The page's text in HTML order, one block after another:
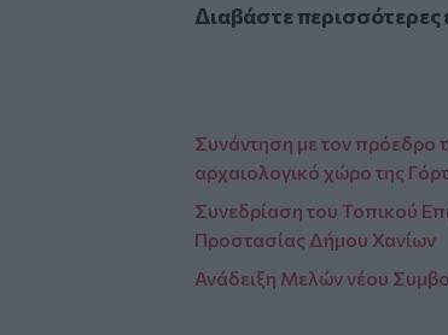
Διαβάστε περισσότερες
Συνάντηση με τον
αρχαιολογικό χώρο της
Συνεδρίαση του Τοπικού
Προστασίας Δήμου Χανίων
Ανάδειξη Μελών νέου